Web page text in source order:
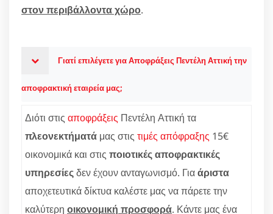
στον περιβάλλοντα χώρο.
Γιατί επιλέγετε για Αποφράξεις Πεντέλη Αττική την
αποφρακτική εταιρεία μας;
Διότι στις αποφράξεις Πεντέλη Αττική τα
πλεονεκτήματά μας στις τιμές απόφραξης 15€
οικονομικά και στις ποιοτικές αποφρακτικές
υπηρεσίεςδεν έχουν ανταγωνισμό. Γιαάριστα
αποχετευτικά δίκτυα καλέστε μας να πάρετε την
καλύτερη οικονομική προσφορά. Κάντε μας ένα